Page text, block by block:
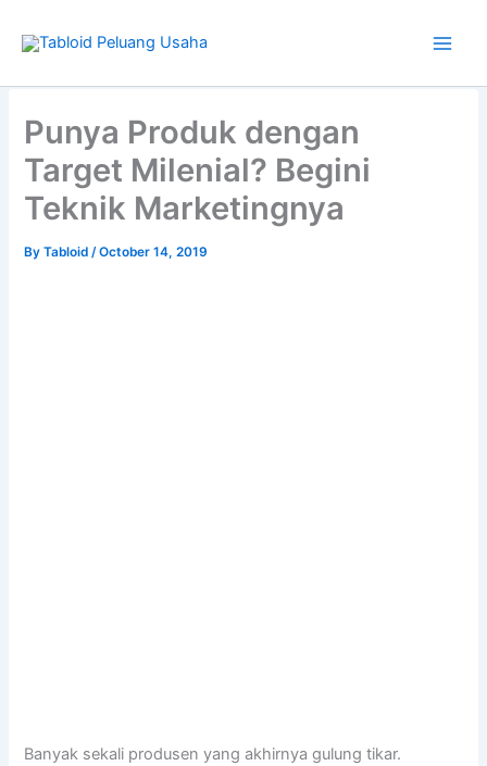
Punya Produk dengan
Target Milenial? Begini
Teknik Marketingnya
ByTabloid/October 14, 2019
Banyak sekali produsen yang akhirnya gulung tikar.
your
email…